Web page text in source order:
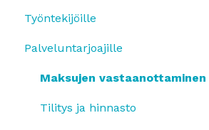
Yleistä
SmartumPlus
SmartumPlus: laskutus ja
Smartum Saldo
Työntekijöille
Edun käyttöönotto ja etuun
Etutyypit
Maksaminen ja sovelluksen
Palveluntarjoajille
Maksujen vastaanottaminen
Tilitys ja hinnasto